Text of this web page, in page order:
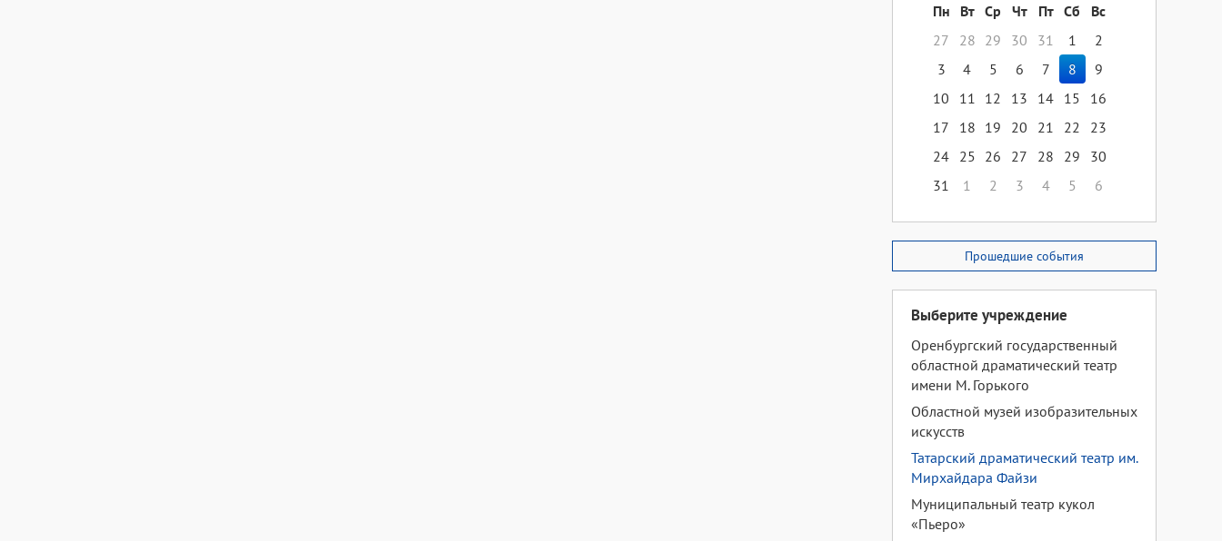
Пн
Вт Ср Чт Пт Сб
Вс
27
28 29 30 31 1
2
3
4 5 6 7 8
9
10
11 12 13 14 15
16
17
18 19 20 21 22
23
24 25 26 27 28 29
30
31
1 2 3 4 5 6
Прошедшие события
Выберите учреждение
Оренбургский государственный
областной драматический театр
имени М. Горького
Областной музей изобразительных
искусств
Татарский драматический театр им.
Мирхайдара Файзи
Муниципальный театр кукол
«Пьеро»